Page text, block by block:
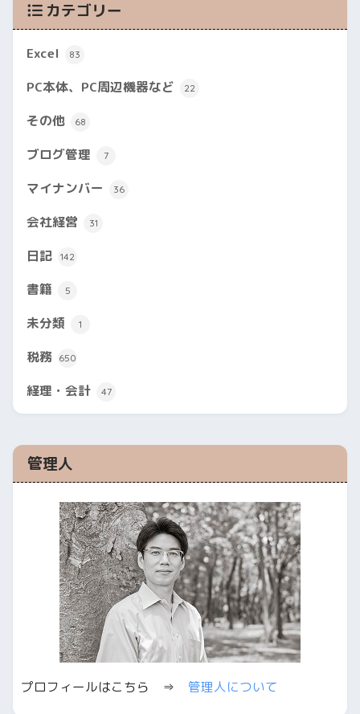
カテゴリー
Excel 83
PC本体、PC周辺機器など 22
その他 68
ブログ管理 7
マイナンバー 36
会社経営 31
日記 142
書籍 5
未分類 1
税務 650
経理・会計 47
管理人
プロフィールはこちら ⇒ 管理人について